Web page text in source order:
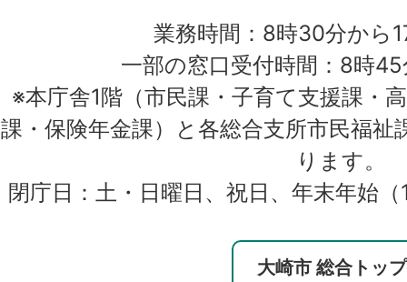
業務時間：8時30分から
一部の窓口受付時間：8時
※本庁舎1階（市民課・子育て支援課・
課・保険年金課）と各総合支所市民福祉
ります。
閉庁日：土・日曜日、祝日、年末年始
大崎市 総合トッ